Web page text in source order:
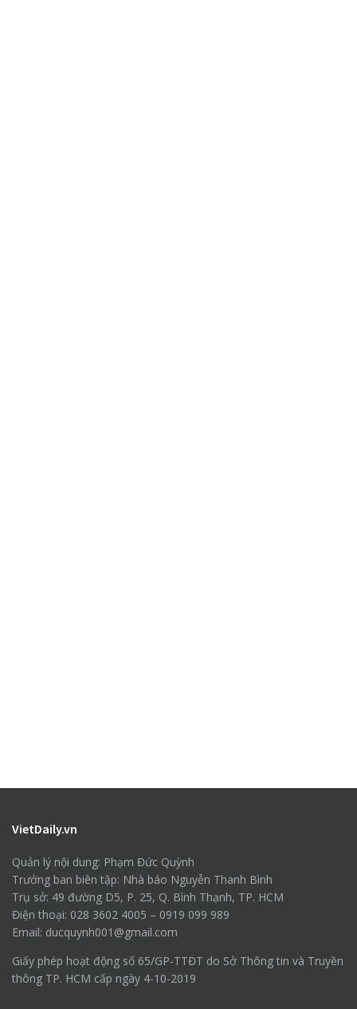
VietDaily.vn
Quản lý nội dung: Phạm Đức Quỳnh
Trưởng ban biên tập: Nhà báo Nguyễn Thanh Bình
Trụ sở: 49 đường D5, P. 25, Q. Bình Thạnh, TP. HCM
Điện thoại: 028 3602 4005 – 0919 099 989
Email: ducquynh001@gmail.com
Giấy phép hoạt động số 65/GP-TTĐT do Sở Thông tin và Truyền
thông TP. HCM cấp ngày 4-10-2019